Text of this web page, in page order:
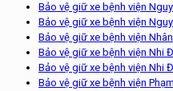
Bảo vệ giữ xe bệnh viện
Bảo vệ giữ xe bệnh viện
Bảo vệ giữ xe bệnh viện
Bảo vệ giữ xe bệnh viện Nhi
Bảo vệ giữ xe bệnh viện Nhi
Bảo vệ giữ xe bệnh viện